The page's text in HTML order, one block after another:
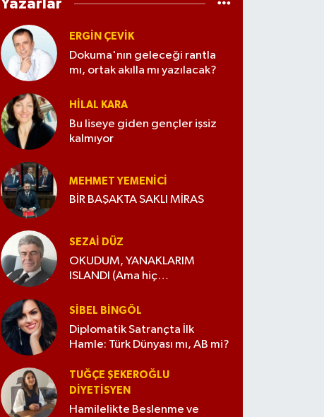
Yazarlar
ERGIN ÇEVİK
Dokuma'nın geleceği rantla
mı, ortak akılla mı yazılacak?
HILAL KARA
Bu liseye giden gençler işsiz
kalmıyor
MEHMET YEMENICI
BİR BAŞAKTA SAKLI MİRAS
SEZAI DÜZ
OKUDUM, YANAKLARIM
ISLANDI (Ama hiç
SIBEL BINGÖL
Diplomatik Satrançta İlk
Hamle: Türk Dünyası mı, AB mi?
TUĞÇE ŞEKEROĞLU
DIYETISYEN
Hamilelikte Beslenme ve